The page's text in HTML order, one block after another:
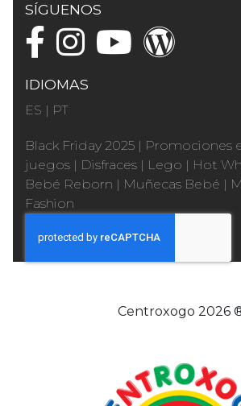
SÍGUENOS
IDIOMAS
ES | PT
Black Friday 2025 | Promociones
juegos | Disfraces | Lego | Hot
Bebé Reborn | Muñecas Bebé |
Fashion
Centroxogo 2026